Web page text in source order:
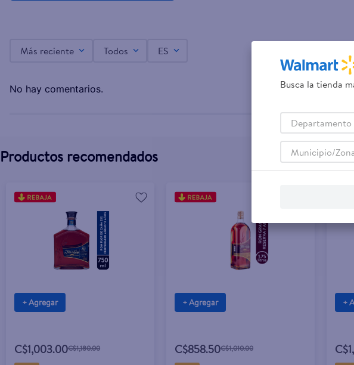
Más reciente Todos ES
No hay comentarios.
Productos recomendados
+ Agregar
C$1,003.00C$1,180.00
+ Agregar
C$858.50C$1,010.00
+
Busca la tienda
Departamento
Municipio/